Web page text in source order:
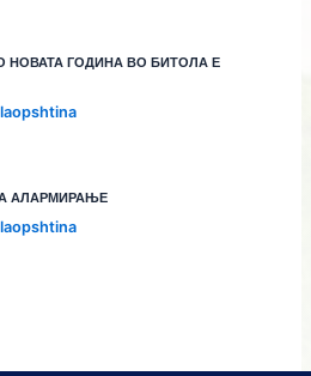
НОВАТА ГОДИНА ВО БИТОЛА Е
АЛАРМИРАЊЕ